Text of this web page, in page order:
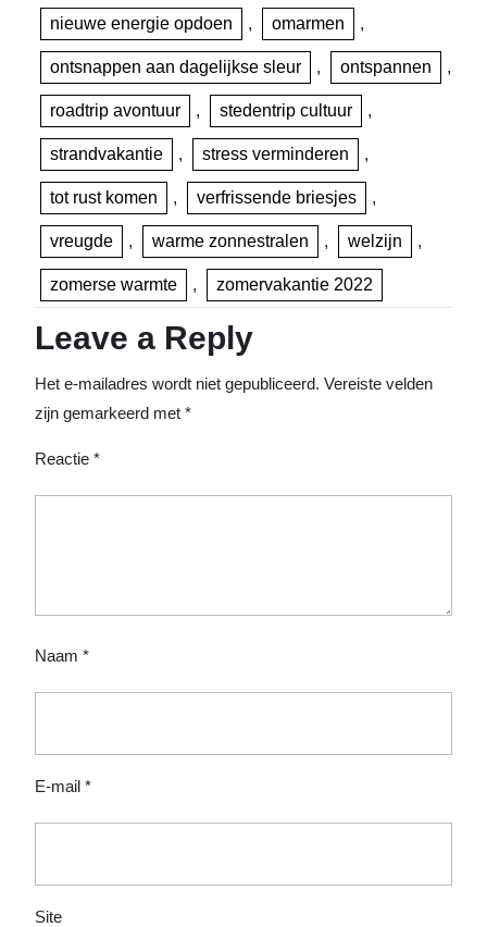
nieuwe energie opdoen , omarmen ,
ontsnappen aan dagelijkse sleur , ontspannen ,
roadtrip avontuur , stedentrip cultuur ,
strandvakantie , stress verminderen ,
tot rust komen , verfrissende briesjes ,
vreugde , warme zonnestralen , welzijn ,
zomerse warmte , zomervakantie 2022
Leave a Reply
Het e-mailadres wordt niet gepubliceerd. Vereiste velden
zijn gemarkeerd met *
Reactie *
Naam *
E-mail *
Site